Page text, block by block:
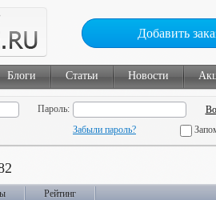
Добавить
Блоги Статьи Новости
Пароль:
Забыли пароль?
Рейтинг